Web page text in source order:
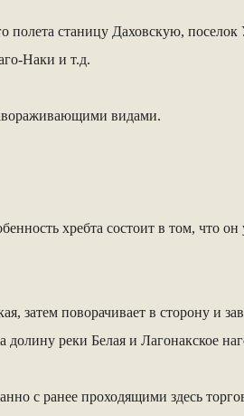
станицу Даховскую, поселок
Наки и т.д.
видами.
хребта состоит в том, что он
затем поворачивает в сторону и
реки Белая и Лагонакское
с ранее проходящими здесь